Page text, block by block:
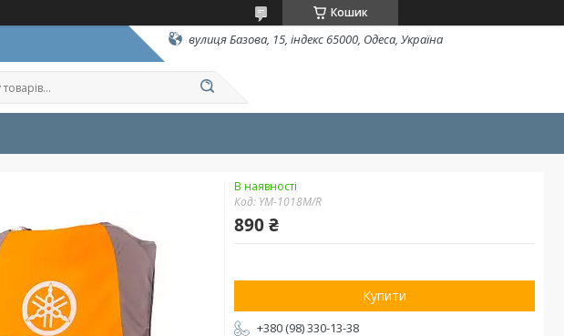
Кошик
вулиця Базова, 15, індекс 65000, Одеса, Україна
В наявності
Код: YM-1018M/R
890 ₴
Купити
+380 (98) 330-13-38